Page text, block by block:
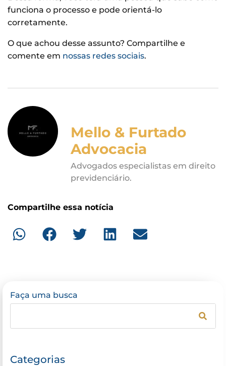
funciona o processo e pode orientá-lo
corretamente.
O que achou desse assunto? Compartilhe e
comente em nossas redes sociais.
Mello & Furtado
Advocacia
Advogados especialistas em direito
previdenciário.
Compartilhe essa notícia
Faça uma busca
Categorias